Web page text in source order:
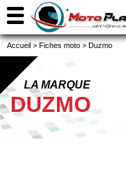
Accueil > Fiches moto > Duzmo
LA MARQUE
DUZMO